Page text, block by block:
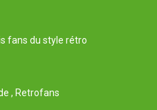
fans du style rétro
, Retrofans